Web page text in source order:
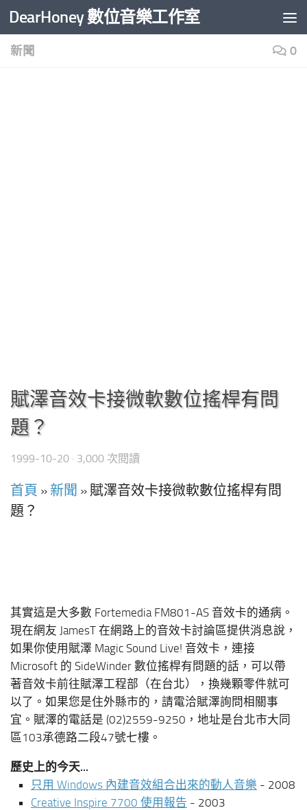
Skip to content
DearHoney 數位音樂工作室
新聞 0
賦澤音效卡接微軟數位搖桿有問
題？
1999-10-20 · 3,000 次閱讀
首頁 » 新聞 » 賦澤音效卡接微軟數位搖桿有問
題？
其實這是大多數 Fortemedia FM801-AS 音效卡的通病。
現在網友 JamesT 在網路上的音效卡討論區提供消息說，
如果你使用賦澤 Magic Sound Live! 音效卡，連接
Microsoft 的 SideWinder 數位搖桿有問題的話，可以帶
著音效卡前往賦澤工程部（在台北），換幾顆零件就可
以了。如果您是住外縣市的，請電洽賦澤詢問相關事
宜。賦澤的電話是 (02)2559-9250，地址是台北市大同
區103承德路二段47號七樓。
歷史上的今天...
只用 Windows 內建音效組合出來的動人音樂 - 2008
Creative Inspire 7700 使用報告 - 2003